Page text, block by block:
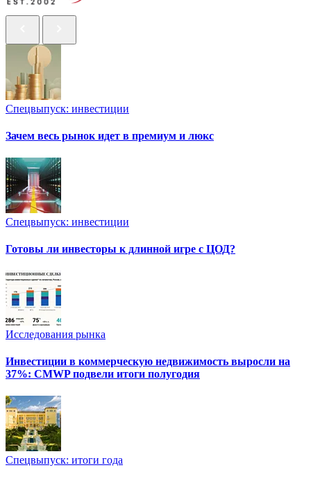
Спецвыпуск: инвестиции
Зачем весь рынок идет в премиум и люкс
Спецвыпуск: инвестиции
Готовы ли инвесторы к длинной игре с ЦОД?
Исследования рынка
Инвестиции в коммерческую недвижимость выросли на
37%: CMWP подвели итоги полугодия
Спецвыпуск: итоги года